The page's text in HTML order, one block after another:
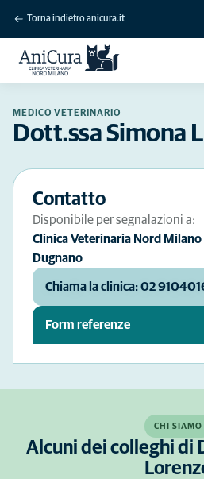
Torna indietro anicura.it
MEDICO VETERINARIO
Dott.ssa Simona
Contatto
Disponibile per segnalazioni a:
Clinica Veterinaria Nord Milano
Dugnano
Chiama la clinica: 02
Form referenze
CHI SIAMO
Alcuni dei colleghi di